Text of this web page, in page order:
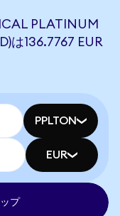
PLATINUM
は136.7767 EUR
PPLTON
EUR
プ